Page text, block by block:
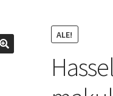
ALE!